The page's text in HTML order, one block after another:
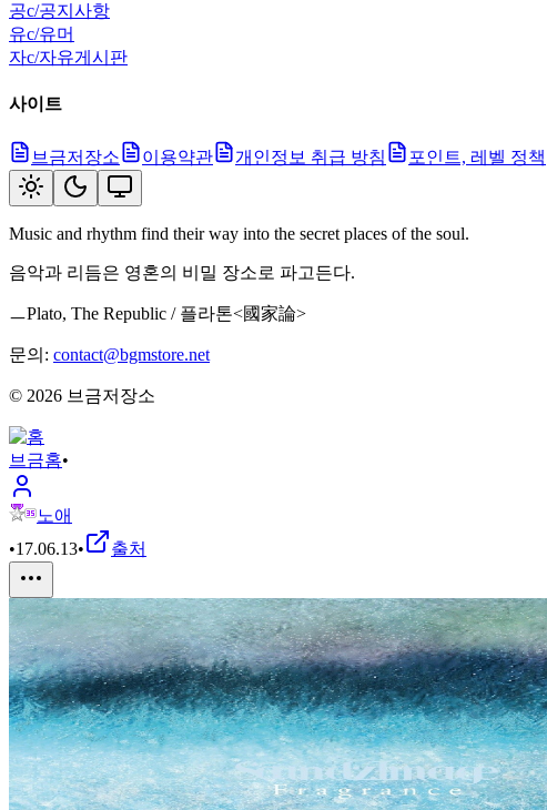
공c/공지사항
유c/유머
자c/자유게시판
사이트
브금저장소 이용약관 개인정보 취급 방침 포인트, 레벨 정책
Music and rhythm find their way into the secret places of the soul.
음악과 리듬은 영혼의 비밀 장소로 파고든다.
ㅡPlato, The Republic / 플라톤<國家論>
문의: contact@bgmstore.net
© 2026 브금저장소
브금홈•
노애
•17.06.13• 출처